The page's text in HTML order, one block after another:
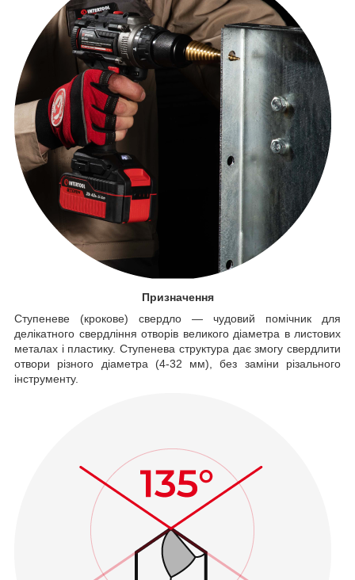
Призначення
Ступеневе (крокове) свердло — чудовий помічник для
делікатного свердління отворів великого діаметра в листових
металах і пластику. Ступенева структура дає змогу свердлити
отвори різного діаметра (4-32 мм), без заміни різального
інструменту.